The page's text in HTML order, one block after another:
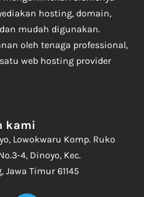
hosting, domain,
mudah digunakan.
oleh tenaga professional,
web hosting provider
kami
Lowokwaru Komp. Ruko
4, Dinoyo, Kec.
Timur 61145